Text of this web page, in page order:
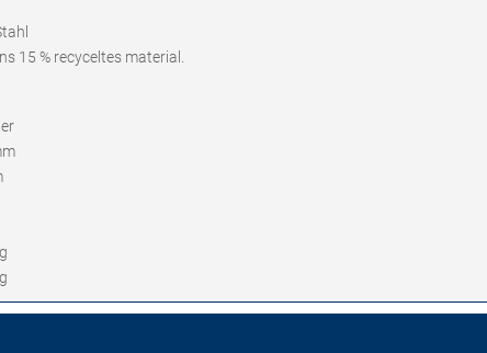
15 % recyceltes material.